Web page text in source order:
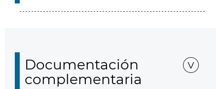
Documentación
complementaria